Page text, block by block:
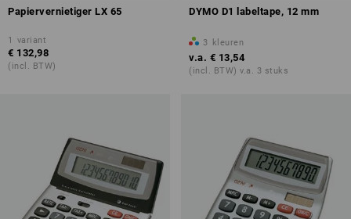
Papiervernietiger LX 65
1 variant
€ 132,98
(incl. BTW)
DYMO D1 labeltape, 12 mm
3 kleuren
v.a. € 13,54
(incl. BTW) v.a. 3 stuks